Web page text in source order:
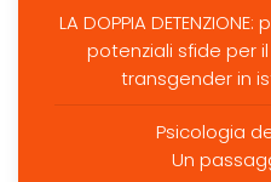
LA DOPPIA
potenziali sfide per
transgender in
Psicologia
Un